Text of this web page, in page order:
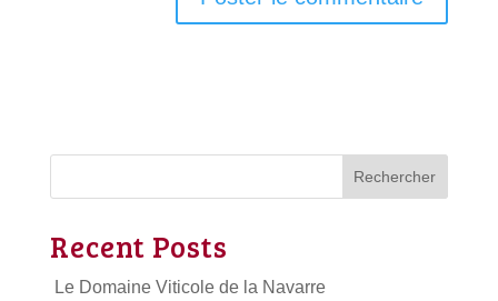
Rechercher
Recent Posts
Le Domaine Viticole de la Navarre